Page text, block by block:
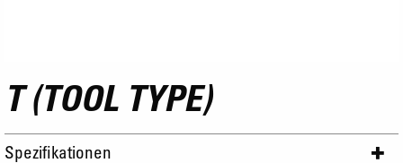
T (TOOL TYPE)
Spezifikationen